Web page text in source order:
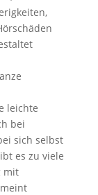
leichte
bei
sich selbst
es zu viele
mit